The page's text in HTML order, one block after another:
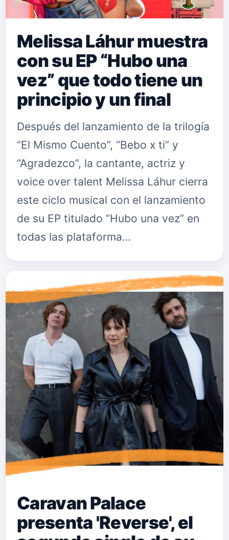
Melissa Láhur muestra
con su EP “Hubo una
vez” que todo tiene un
principio y un final
Después del lanzamiento de la trilogía
“El Mismo Cuento”, “Bebo x ti” y
“Agradezco”, la cantante, actriz y
voice over talent Melissa Láhur cierra
este ciclo musical con el lanzamiento
de su EP titulado “Hubo una vez” en
todas las plataforma…
Caravan Palace
presenta 'Reverse', el